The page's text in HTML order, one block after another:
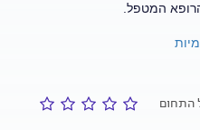
המטפל.
התחום